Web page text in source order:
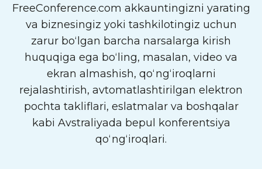
FreeConference.com akkauntingizni yarating
va biznesingiz yoki tashkilotingiz uchun
zarur boʻlgan barcha narsalarga kirish
huquqiga ega boʻling, masalan, video va
ekran almashish, qoʻngʻiroqlarni
rejalashtirish, avtomatlashtirilgan elektron
pochta takliflari, eslatmalar va boshqalar
kabi Avstraliyada bepul konferentsiya
qoʻngʻiroqlari.